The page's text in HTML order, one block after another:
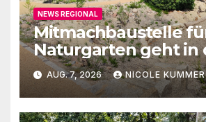
NEWS REGIONAL
Mitmachbaustelle
Naturgarten geht in
Runde
AUG. 7, 2026 NICOLE KUMMER